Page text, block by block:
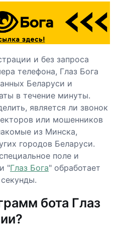
и без запроса
телефона, Глаз Бога
Беларуси и
в течение минуты.
является ли звонок
или мошенников
из Минска,
городов Беларуси.
поле и
"Глаз Бога" обработает
бота Глаз